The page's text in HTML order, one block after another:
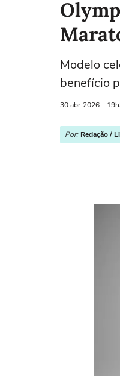
Modelo
benefício
30 abr 2026 -
Por: Redação /